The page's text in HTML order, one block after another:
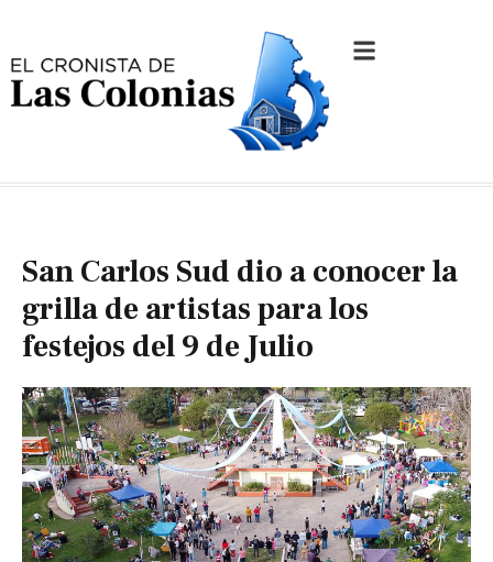
San Carlos Sud dio a conocer la
grilla de artistas para los
festejos del 9 de Julio